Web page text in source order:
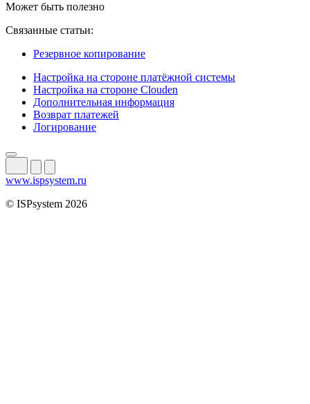
Может быть полезно
Связанные статьи:
Резервное копирование
Настройка на стороне платёжной системы
Настройка на стороне Clouden
Дополнительная информация
Возврат платежей
Логирование
www.ispsystem.ru
© ISPsystem 2026